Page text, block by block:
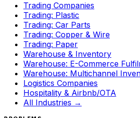
Trading Companies
Trading: Plastic
Trading: Car Parts
Trading: Copper & Wire
Trading: Paper
Warehouse & Inventory
Warehouse: E-Commerce
Warehouse: Multichannel
Logistics Companies
Hospitality & Airbnb/OTA
All Industries →